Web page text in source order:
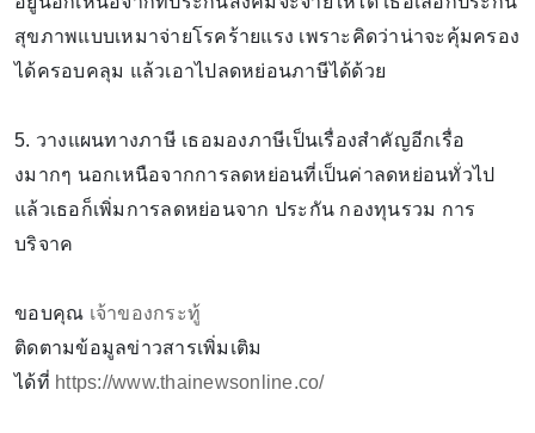
สุขภาพแบบเหมาจ่ายโรคร้ายแรง เพราะคิดว่าน่าจะคุ้มครอง
ได้ครอบคลุม แล้วเอาไปลดหย่อนภาษีได้ด้วย
5. วางแผนทางภาษี เธอมองภาษีเป็นเรื่องสำคัญอีกเรื่อ
งมากๆ นอกเหนือจากการลดหย่อนที่เป็นค่าลดหย่อนทั่วไป
แล้วเธอก็เพิ่มการลดหย่อนจาก ประกัน กองทุนรวม การ
บริจาค
ขอบคุณ เจ้าของกระทู้
ติดตามข้อมูลข่าวสารเพิ่มเติม
ได้ที่ https://www.thainewsonline.co/